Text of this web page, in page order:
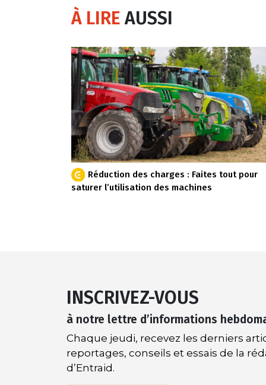
À LIREAUSSI
Réduction des charges : Faites tout pour
saturer l’utilisation des machines
INSCRIVEZ-VOUS
à notre lettre d’informations
Chaque jeudi, recevez les derniers
reportages, conseils et essais de la
d’Entraid.